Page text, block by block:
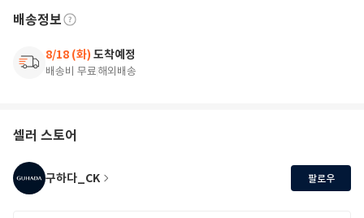
배송정보
8/18 (화) 도착예정
배송비 무료해외배송
셀러 스토어
구하다_CK 팔로우